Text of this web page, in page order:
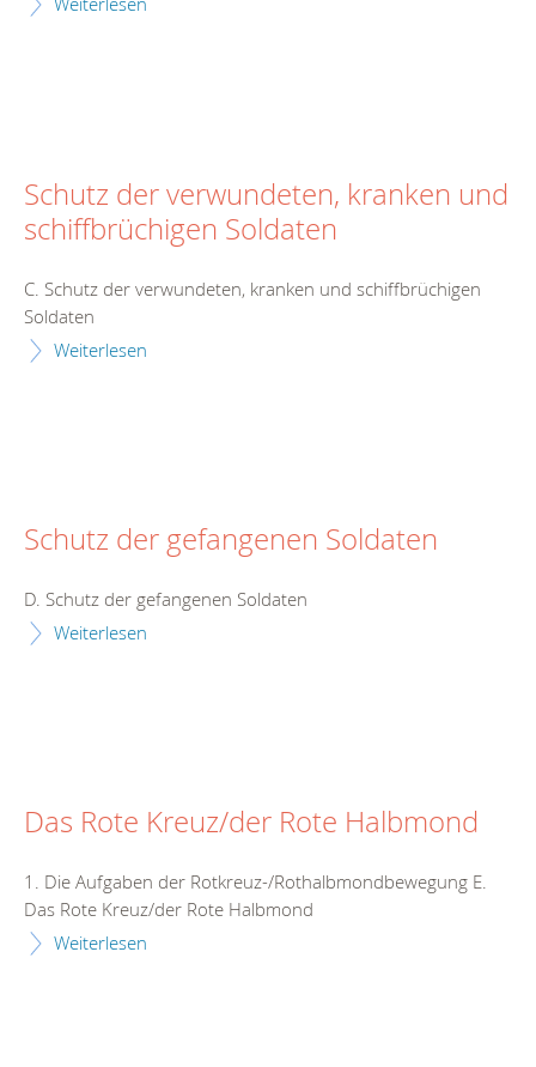
Schutz der verwundeten, kranken und
schiffbrüchigen Soldaten
C. Schutz der verwundeten, kranken und schiffbrüchigen
Soldaten
Weiterlesen
Schutz der gefangenen Soldaten
D. Schutz der gefangenen Soldaten
Weiterlesen
Das Rote Kreuz/der Rote Halbmond
1. Die Aufgaben der Rotkreuz-/Rothalbmondbewegung E.
Das Rote Kreuz/der Rote Halbmond
Weiterlesen